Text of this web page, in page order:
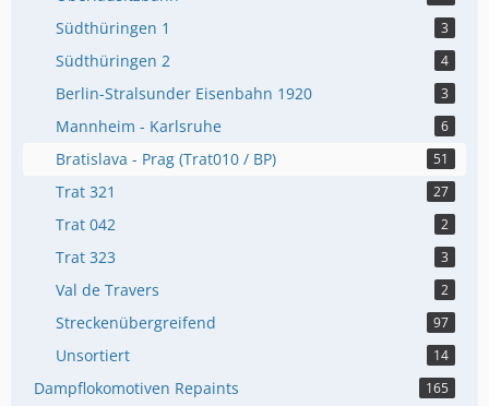
Südthüringen 1 3
Südthüringen 2 4
Berlin-Stralsunder Eisenbahn 1920 3
Mannheim - Karlsruhe 6
Bratislava - Prag (Trat010 / BP) 51
Trat 321 27
Trat 042 2
Trat 323 3
Val de Travers 2
Streckenübergreifend 97
Unsortiert 14
Dampflokomotiven Repaints 165